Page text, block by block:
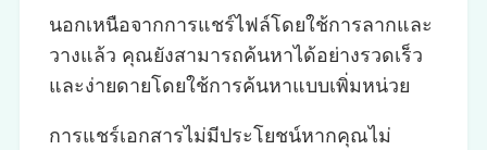
นอกเหนือจากการแชร์ไฟล์โดยใช้การลากและ
วางแล้ว คุณยังสามารถค้นหาได้อย่างรวดเร็ว
และง่ายดายโดยใช้การค้นหาแบบเพิ่มหน่วย
การแชร์เอกสารไม่มีประโยชน์หากคุณไม่